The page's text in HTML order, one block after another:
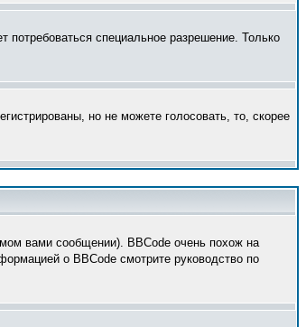
специальное разрешение. Только
но не можете голосовать, то, скорее
вами сообщении). BBCode очень похож на
о BBCode смотрите руководство по